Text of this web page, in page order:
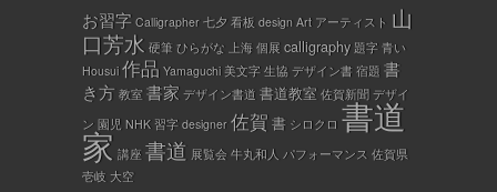
お習字 Calligrapher 七夕 看板 design Art アーティスト 山
口芳水 硬筆 ひらがな 上海 個展 calligraphy 題字 青い
Housui 作品 Yamaguchi 美文字 生協 デザイン書 宿題 書
き方 教室 書家 デザイン書道 書道教室 佐賀新聞 デザイ
ン 園児 NHK 習字 designer 佐賀書 シロクロ 書道
家 講座 書道 展覧会 牛丸和人 パフォーマンス 佐賀県
壱岐 大空